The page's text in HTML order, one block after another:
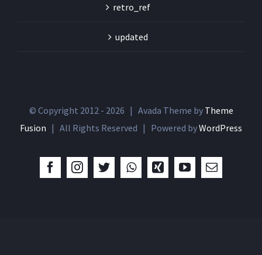
retro_ref
updated
© Copyright 2012 - 2026 | Avada Theme by Theme
Fusion | All Rights Reserved | Powered byWordPress
FacebookInstagram
TwitterWhatsapp
Xing YouTubeEmail